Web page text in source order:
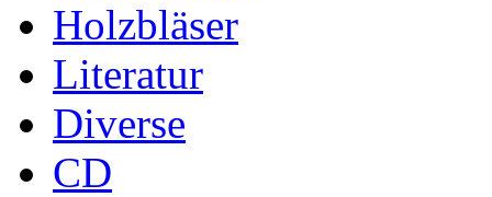
Holzbläser
Literatur
Diverse
CD